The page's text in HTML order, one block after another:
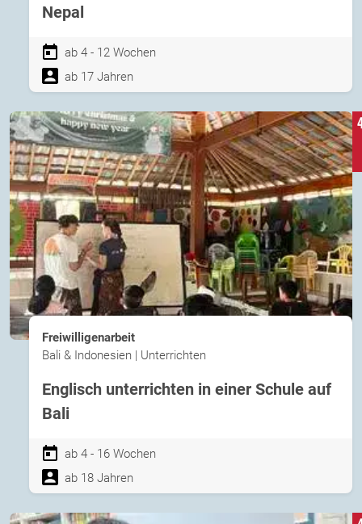
Nepal
ab 4 - 12 Wochen
ab 17 Jahren
Freiwilligenarbeit
Bali & Indonesien | Unterrichten
Englisch unterrichten in einer Schule auf
Bali
ab 4 - 16 Wochen
ab 18 Jahren